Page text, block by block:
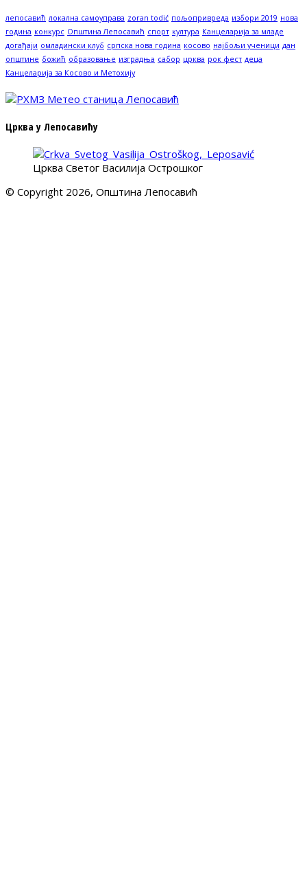
лепосавић локална самоуправа zoran todić пољопривреда избори 2019 нова
година конкурс Општина Лепосавић спорт култура Канцеларија за младе
догађаји омладински клуб српска нова година косово најбољи ученици дан
општине божић образовање изградња сабор црква рок фест деца
Канцеларија за Косово и Метохију
Црква у Лепосавићу
Црква Светог Василија Острошког
© Copyright 2026, Општина Лепосавић